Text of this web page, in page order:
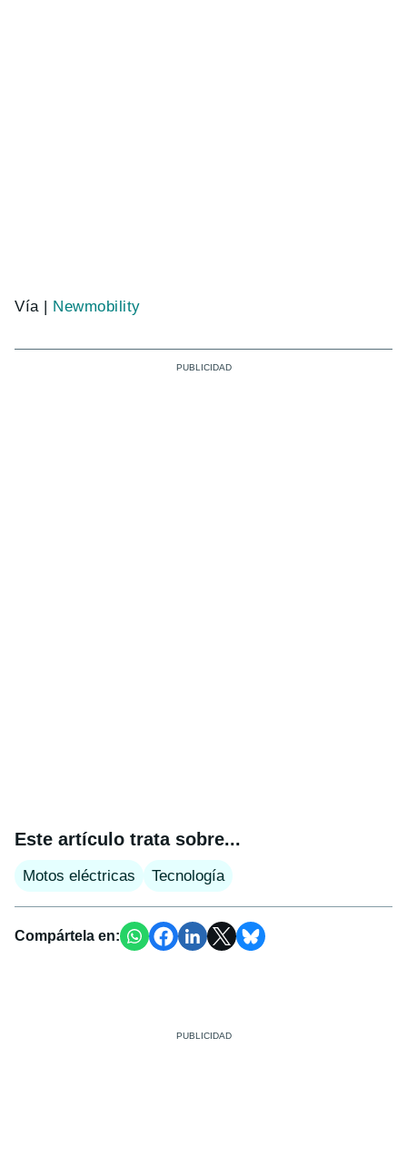
Vía | Newmobility
Este artículo trata sobre...
Motos eléctricas Tecnología
Compártela en: